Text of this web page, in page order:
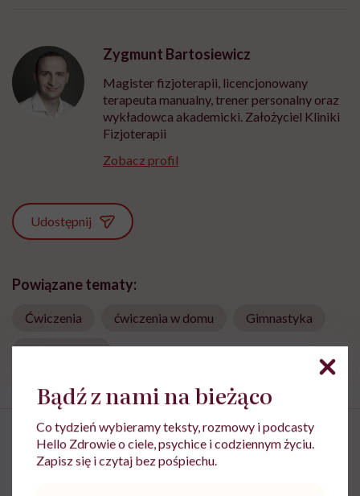
Zygmunt Bartosiewicz
Magister fizjoterapii, licencjonowany
terapeuta manualny, trener personalny oraz
wykładowca akademicki. Założyciel Kliniki
Fizjoterapii
Zobacz profil
Udostępnij
Powiązane tematy:
Ćwiczenia ćwiczenia w domu Gimnastyka
style zdrowia
Bądź z nami na bieżąco
Co tydzień wybieramy teksty, rozmowy i podcasty
Hello Zdrowie o ciele, psychice i codziennym życiu.
Zapisz się i czytaj bez pośpiechu.